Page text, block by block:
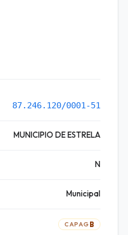
87.246.120/0001-51
MUNICIPIO DE ESTRELA
N
Municipal
CAPAG B